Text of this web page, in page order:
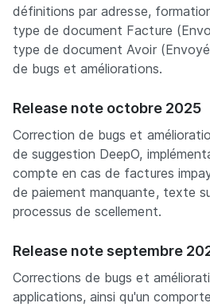
définitions par adresse,
type de document Facture
type de document Avoir
de bugs et améliorations.
Release note octobre 2025
Correction de bugs et
de suggestion DeepO,
compte en cas de factures
de paiement manquante, texte
processus de scellement.
Release note septembre
Corrections de bugs et
applications, ainsi qu'un